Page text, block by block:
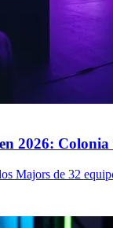
2026:
Majors de 32